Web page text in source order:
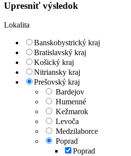
Upresniť výsledok
Lokalita
Banskobystrický kraj
Bratislavský kraj
Košický kraj
Nitriansky kraj
Prešovský kraj
Bardejov
Humenné
Kežmarok
Levoča
Medzilaborce
Poprad
Poprad